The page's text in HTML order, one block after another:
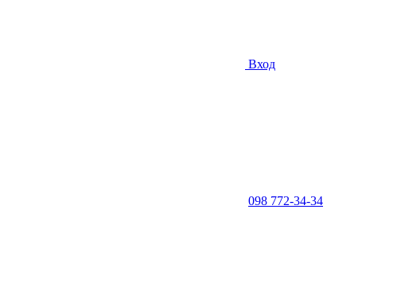
Вход
098 772-34-34